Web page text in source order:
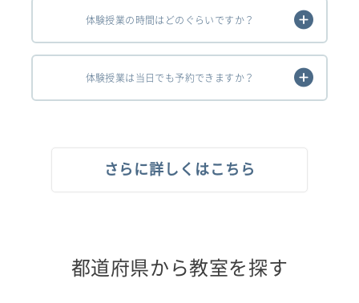
体験授業の時間はどのぐらいですか？
体験授業は当日でも予約できますか？
さらに詳しくはこちら
都道府県から教室を探す